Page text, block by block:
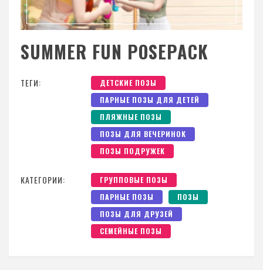
SUMMER FUN POSEPACK
ТЕГИ:
ДЕТСКИЕ ПОЗЫ
ПАРНЫЕ ПОЗЫ ДЛЯ ДЕТЕЙ
ПЛЯЖНЫЕ ПОЗЫ
ПОЗЫ ДЛЯ ВЕЧЕРИНОК
ПОЗЫ ПОДРУЖЕК
КАТЕГОРИИ:
ГРУППОВЫЕ ПОЗЫ
ПАРНЫЕ ПОЗЫ
ПОЗЫ
ПОЗЫ ДЛЯ ДРУЗЕЙ
СЕМЕЙНЫЕ ПОЗЫ